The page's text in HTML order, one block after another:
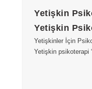
Yetişkin
Yetişkin
Yetişkinler İçin
Yetişkin psikoterapi